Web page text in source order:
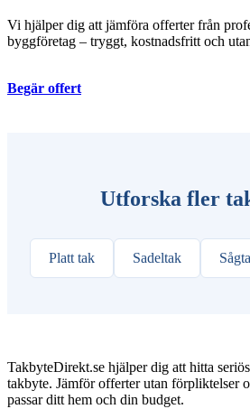
Vi hjälper dig att jämföra offerter från
byggföretag – tryggt, kostnadsfritt och
Begär offert
Utforska fler
Platt tak Sadeltak
TakbyteDirekt.se hjälper dig att hitta
takbyte. Jämför offerter utan förpliktelser
passar ditt hem och din budget.